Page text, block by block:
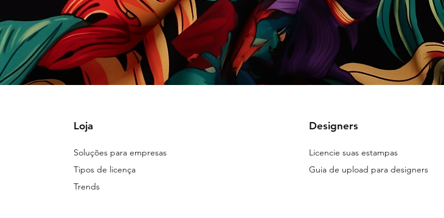
Loja
Soluções para empresas
Tipos de licença
Trends
Designers
Licencie suas estampas
Guia de upload para designers